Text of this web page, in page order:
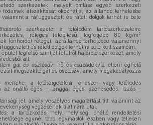
szerkezetek, melyek omlása egyéb szerkezeti
átszakítását okozhatja; az állandó terhelésbe
valamint a ráfüggesztett és rátett dolgok terhét is bele
szerkezete: a tetőfödém tartószerkezeteire
réteges felépítésű, legfeljebb 80 kg/m 2
(önhordó) rétegei, az állandó terhelésbe valamennyi
és rátett dolgok terhét is bele kell számolni,
épület legfelső szintjét felülről határoló szerkezet, amely
áll,
gát és osztósáv: hő és csapadékvíz elleni éghető
megszakító gát és osztósáv, amely megakadályozza
mértéke: a tetőszigetelési rendszer vagy tetőfedés
az önálló égés – lánggal égés, szenesedés, izzás –
jel, amely veszélyes magatartást tilt, valamint az
végzésének tilalmára utal,
a tartózkodási hely, helyiség, önálló rendeltetési
egynél több, egymástól részben vagy teljesen